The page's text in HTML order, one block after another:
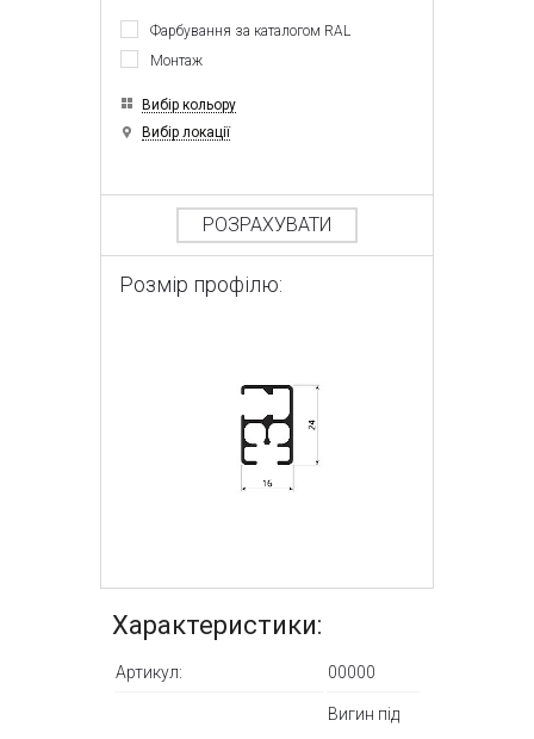
Фарбування за каталогом RAL
Монтаж
Вибір кольору
Вибір локації
РОЗРАХУВАТИ
Розмір профілю:
Характеристики:
Артикул: 00000
Вигин під